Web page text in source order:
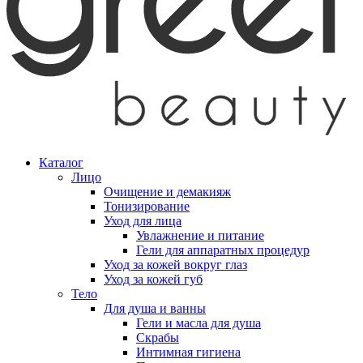
Каталог
Лицо
Очищение и демакияж
Тонизирование
Уход для лица
Увлажнение и питание
Гели для аппаратных процедур
Уход за кожей вокруг глаз
Уход за кожей губ
Тело
Для душа и ванны
Гели и масла для душа
Скрабы
Интимная гигиена